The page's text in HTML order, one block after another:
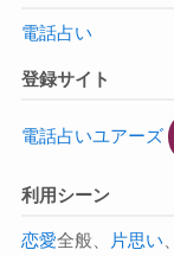
電話占い
登録サイト
電話占いユアーズ
利用シーン
恋愛全般、 片思い